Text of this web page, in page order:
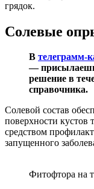
грядок.
Солевые
В телеграмм-
—
решение в
справочника.
Солевой состав
поверхности кустов
средством
запущенного
Фитофтора на